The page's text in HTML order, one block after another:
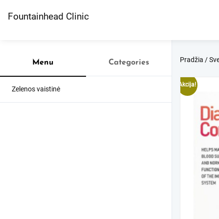
Fountainhead Clinic
Menu Categories
Zelenos vaistinė
Pradžia /
Akcija!